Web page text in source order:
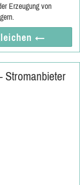
Erzeugung von
←
Stromanbieter